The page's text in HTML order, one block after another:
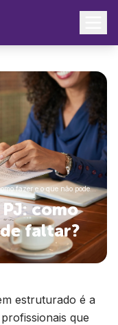
fazer e o que não pode…
como
faltar?
estruturado é a
que